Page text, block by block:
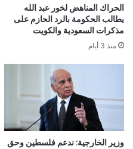
الحراك المناهض لخور عبد الله
يطالب الحكومة بالرد الحازم على
مذكرات السعودية والكويت
منذ 3 أيام
وزير الخارجية: ندعم فلسطين وحق